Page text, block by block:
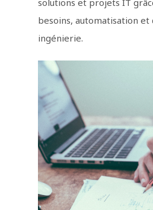
solutions et projets IT
besoins, automatisation et
ingénierie.